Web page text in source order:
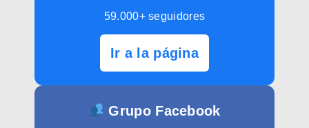
59.000+ seguidores
Ir a la página
Grupo Facebook